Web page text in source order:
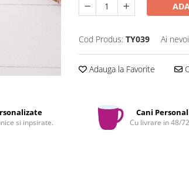
Cod Produs: TY039 Ai
Adauga la Favorite
si inpsirate.
Cani
Cu livrare in 48/